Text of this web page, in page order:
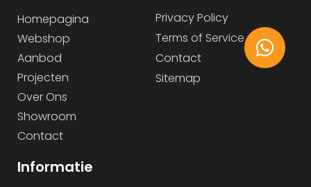
Homepagina
Webshop
Aanbod
Projecten
Over Ons
Showroom
Contact
Privacy Policy
Terms of Service
Contact
Sitemap
Informatie